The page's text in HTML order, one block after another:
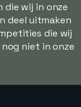
wij in onze
deel uitmaken
die wij
niet in onze